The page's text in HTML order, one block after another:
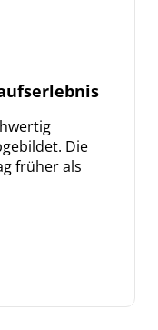
Die
früher als